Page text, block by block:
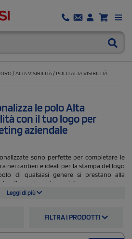
/ALTA VISIBILITÀ / POLO ALTA VISIBILITÀ
le polo Alta
con il tuo logo per
aziendale
sono perfette per completare le
nei cantieri e ideali per la stampa del logo
di qualsiasi genere si prestano alla
di un brand perché sono un capo
E da questo punto di vista anche le
leggere ma resistenti nei tessuti. La
Leggi di più
FILTRA I PRODOTTI